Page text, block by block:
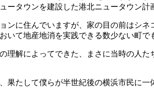
タウンを建設した港北ニュータウン計
ンに住んでいますが、家の目の前はシ
いて地産地消を実践できる数少ない町で
理解によってできた、まさに当時の人
果たして僕らが半世紀後の横浜市民に